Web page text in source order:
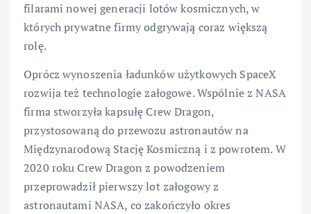
filarami nowej generacji lotów kosmicznych, w
których prywatne firmy odgrywają coraz większą
rolę.
Oprócz wynoszenia ładunków użytkowych SpaceX
rozwija też technologie załogowe. Wspólnie z NASA
firma stworzyła kapsułę Crew Dragon,
przystosowaną do przewozu astronautów na
Międzynarodową Stację Kosmiczną i z powrotem. W
2020 roku Crew Dragon z powodzeniem
przeprowadził pierwszy lot załogowy z
astronautami NASA, co zakończyło okres